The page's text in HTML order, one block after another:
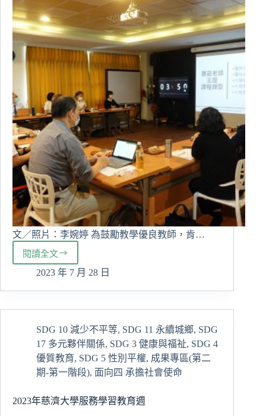
不
忘
初
衷
文／照片：李婉婷 為鼓勵教學優良教師，肯…
閱讀全文
春
風
恭
110
學
年
度
學
優
2023 年 7 月 28 日
SDG 10 減少不平等, SDG 11 永續城鄉, SDG
17 多元夥伴關係, SDG 3 健康與福祉, SDG 4
優質教育, SDG 5 性別平權, 成果專區(第二
期-第一階段), 面向四 承擔社會使命
2023年慈濟大學服務學習教育週